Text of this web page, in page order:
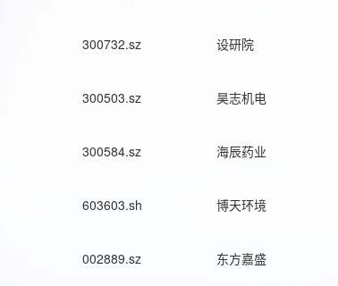
300732.sz 设研院
300503.sz 昊志机电
300584.sz 海辰药业
603603.sh 博天环境
002889.sz 东方嘉盛